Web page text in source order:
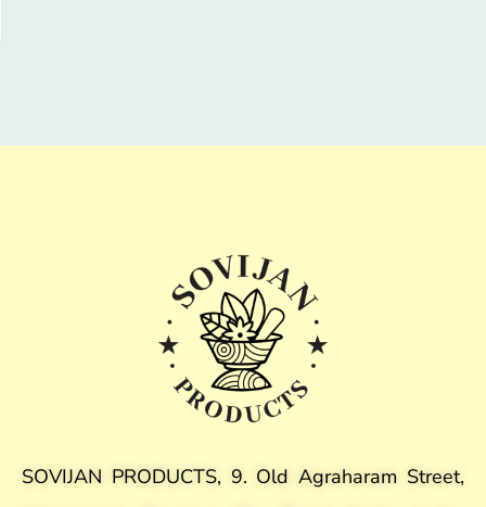
SOVIJAN PRODUCTS, 9. Old Agraharam Street,